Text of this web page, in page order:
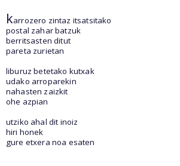
karrozero zintaz itsatsitako
postal zahar batzuk
berritsasten ditut
pareta zurietan
liburuz betetako kutxak
udako arroparekin
nahasten zaizkit
ohe azpian
utziko ahal dit inoiz
hiri honek
gure etxera noa esaten